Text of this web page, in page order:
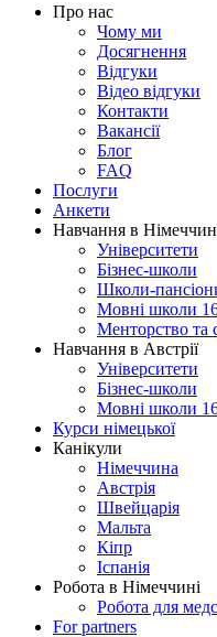
Про нас
Чому ми
Досягнення
Відгуки
Відео відгуки
Контакти
Вакансії
Блог
FAQ
Послуги
Анкети
Навчання в
Університети
Бізнес-школи
Школи-
Мовні школи
Менторство та
Навчання в Австрії
Університети
Бізнес-школи
Мовні школи
Курси німецької
Канікули
Німеччина
Австрія
Швейцарія
Мальта
Кіпр
Іспанія
Робота в Німеччині
Робота для
For partners